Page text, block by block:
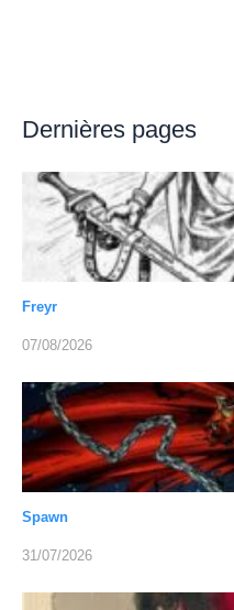
Dernières pages
Freyr
07/08/2026
Spawn
31/07/2026